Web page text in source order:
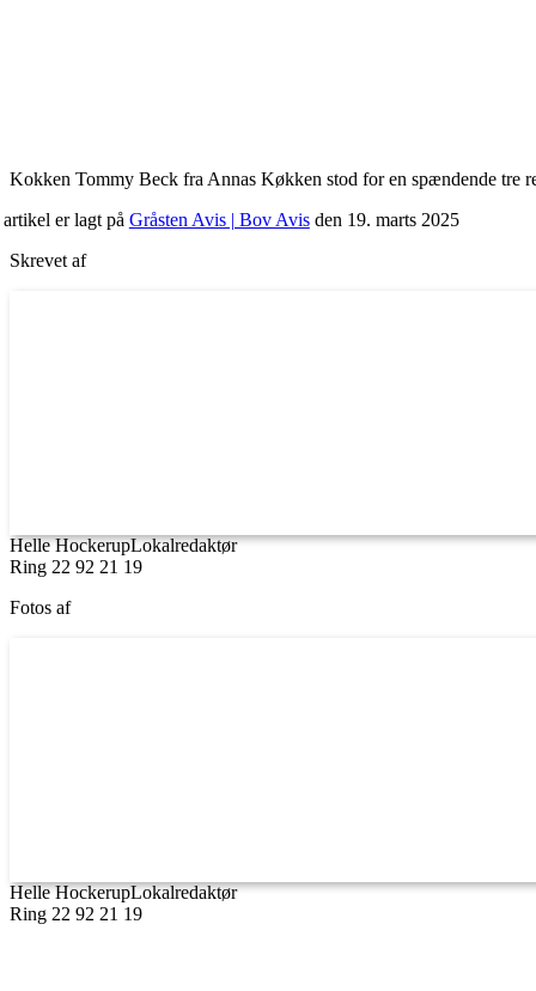
Kokken Tommy Beck fra Annas Køkken stod for en spændende tre
er lagt på Gråsten Avis | Bov Avisden 19. marts 2025
Skrevet af
Helle HockerupLokalredaktør
Ring 22 92 21 19
Fotos af
Helle HockerupLokalredaktør
Ring 22 92 21 19